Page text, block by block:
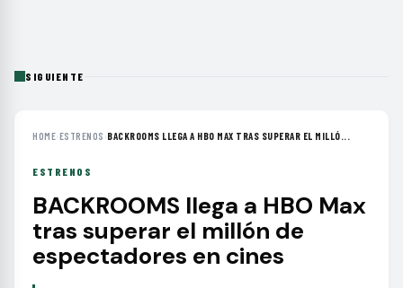
SIGUIENTE
HOME›ESTRENOS ›BACKROOMS LLEGA A HBO MAX TRAS SUPERAR EL MILLÓ...
ESTRENOS
BACKROOMS llega a HBO Max
tras superar el millón de
espectadores en cines